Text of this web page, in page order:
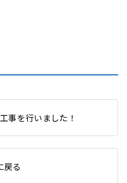
事を行いました！
戻る